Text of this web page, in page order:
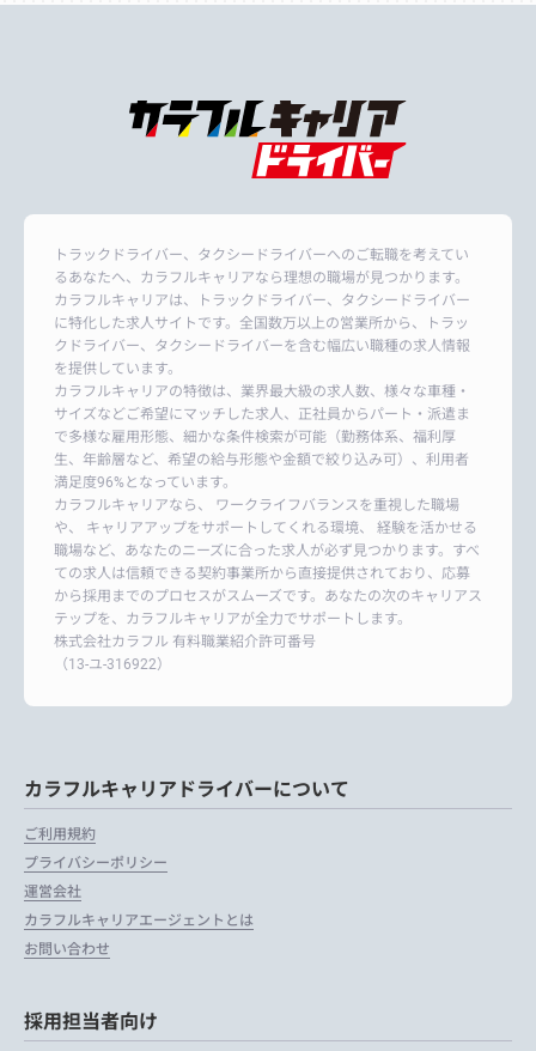
トラックドライバー、タクシードライバーへのご転職を考えてい
るあなたへ、カラフルキャリアなら理想の職場が見つかります。
カラフルキャリアは、トラックドライバー、タクシードライバー
に特化した求人サイトです。全国数万以上の営業所から、トラッ
クドライバー、タクシードライバーを含む幅広い職種の求人情報
を提供しています。
カラフルキャリアの特徴は、業界最大級の求人数、様々な車種・
サイズなどご希望にマッチした求人、正社員からパート・派遣ま
で多様な雇用形態、細かな条件検索が可能（勤務体系、福利厚
生、年齢層など、希望の給与形態や金額で絞り込み可）、利用者
満足度96%となっています。
カラフルキャリアなら、 ワークライフバランスを重視した職場
や、 キャリアアップをサポートしてくれる環境、 経験を活かせる
職場など、あなたのニーズに合った求人が必ず見つかります。すべ
ての求人は信頼できる契約事業所から直接提供されており、応募
から採用までのプロセスがスムーズです。あなたの次のキャリアス
テップを、カラフルキャリアが全力でサポートします。
株式会社カラフル 有料職業紹介許可番号
（13-ユ-316922）
カラフルキャリアドライバーについて
ご利用規約
プライバシーポリシー
運営会社
カラフルキャリアエージェントとは
お問い合わせ
採用担当者向け